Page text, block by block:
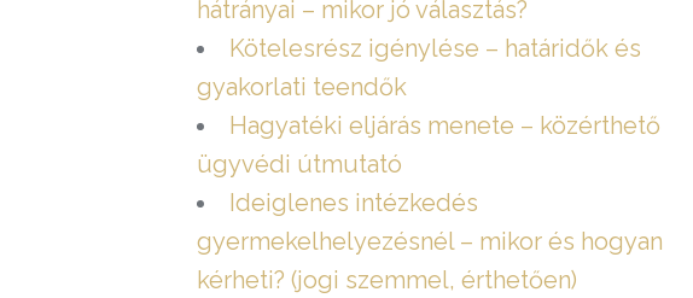
hátrányai – mikor jó választás?
Kötelesrész igénylése – határidők és
gyakorlati teendők
Hagyatéki eljárás menete – közérthető
ügyvédi útmutató
Ideiglenes intézkedés
gyermekelhelyezésnél – mikor és hogyan
kérheti? (jogi szemmel, érthetően)